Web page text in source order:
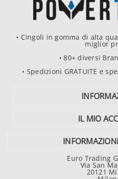
• Cingoli in gomma di alta
miglior
• 80+ diversi
• Spedizioni GRATUITE e
IL MIO
Euro Trading
Via San
20121